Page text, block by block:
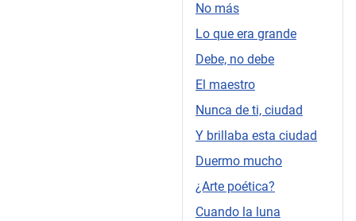
No más
Lo que era grande
Debe, no debe
El maestro
Nunca de ti, ciudad
Y brillaba esta ciudad
Duermo mucho
¿Arte poética?
Cuando la luna